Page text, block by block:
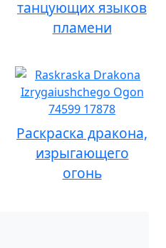
танцующих языков
пламени
Раскраска дракона,
изрыгающего
огонь